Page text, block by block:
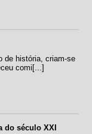
de história, criam-se
comi[...]
do século XXI